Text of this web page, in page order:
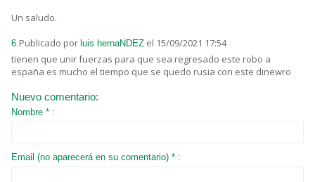
Un saludo.
6.Publicado por luis hernaNDEZ el 15/09/2021 17:54
tienen que unir fuerzas para que sea regresado este robo a
españa es mucho el tiempo que se quedo rusia con este dinewro
Nuevo comentario:
Nombre * :
Email (no aparecerá en su comentario) * :